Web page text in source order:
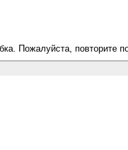
Пожалуйста, повторите